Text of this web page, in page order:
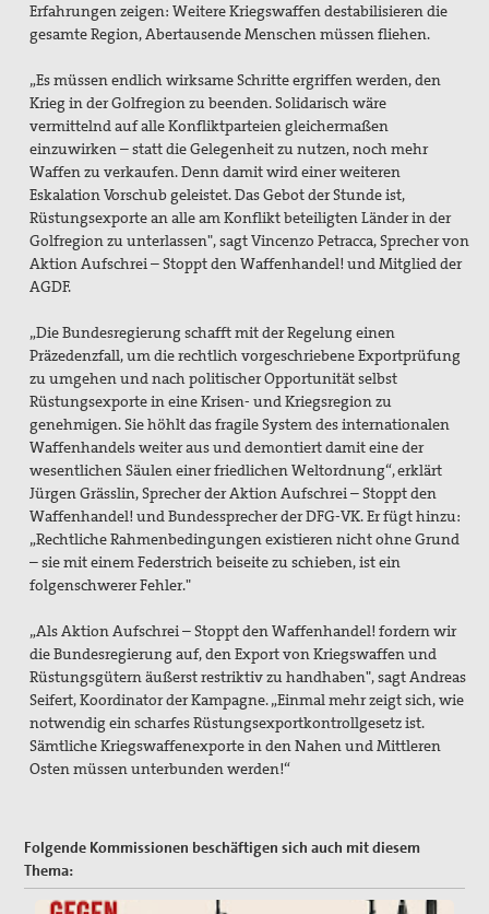
Erfahrungen zeigen: Weitere Kriegswaffen destabilisieren die
gesamte Region, Abertausende Menschen müssen fliehen.
„Es müssen endlich wirksame Schritte ergriffen werden, den
Krieg in der Golfregion zu beenden. Solidarisch wäre
vermittelnd auf alle Konfliktparteien gleichermaßen
einzuwirken – statt die Gelegenheit zu nutzen, noch mehr
Waffen zu verkaufen. Denn damit wird einer weiteren
Eskalation Vorschub geleistet. Das Gebot der Stunde ist,
Rüstungsexporte an alle am Konflikt beteiligten Länder in der
Golfregion zu unterlassen", sagt Vincenzo Petracca, Sprecher von
Aktion Aufschrei – Stoppt den Waffenhandel! und Mitglied der
AGDF.
„Die Bundesregierung schafft mit der Regelung einen
Präzedenzfall, um die rechtlich vorgeschriebene Exportprüfung
zu umgehen und nach politischer Opportunität selbst
Rüstungsexporte in eine Krisen- und Kriegsregion zu
genehmigen. Sie höhlt das fragile System des internationalen
Waffenhandels weiter aus und demontiert damit eine der
wesentlichen Säulen einer friedlichen Weltordnung“, erklärt
Jürgen Grässlin, Sprecher der Aktion Aufschrei – Stoppt den
Waffenhandel! und Bundessprecher der DFG-VK. Er fügt hinzu:
„Rechtliche Rahmenbedingungen existieren nicht ohne Grund
– sie mit einem Federstrich beiseite zu schieben, ist ein
folgenschwerer Fehler."
„Als Aktion Aufschrei – Stoppt den Waffenhandel! fordern wir
die Bundesregierung auf, den Export von Kriegswaffen und
Rüstungsgütern äußerst restriktiv zu handhaben", sagt Andreas
Seifert, Koordinator der Kampagne. „Einmal mehr zeigt sich, wie
notwendig ein scharfes Rüstungsexportkontrollgesetz ist.
Sämtliche Kriegswaffenexporte in den Nahen und Mittleren
Osten müssen unterbunden werden!“
Folgende Kommissionen beschäftigen sich auch mit diesem
Thema: